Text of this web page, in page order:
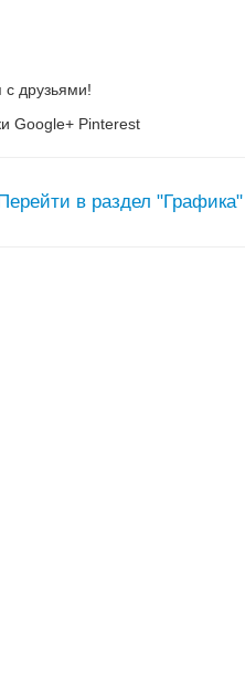
с друзьями!
Google+ Pinterest
Перейти в раздел "Графика"